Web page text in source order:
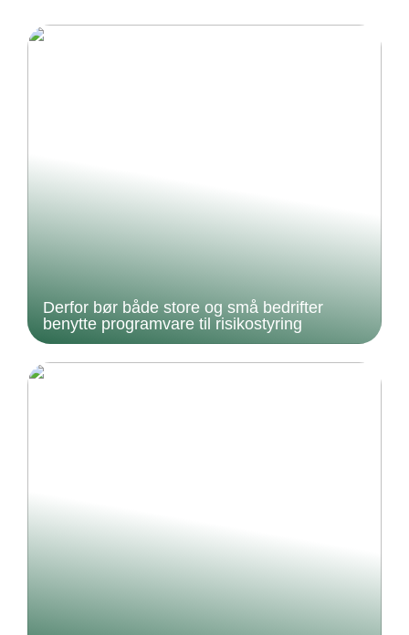
Derfor bør både store og små bedrifter
benytte programvare til risikostyring